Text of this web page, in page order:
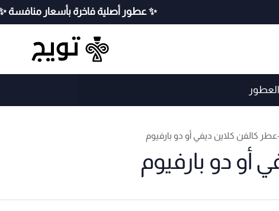
✨ عطور أصلية فاخرة بأسعار منافسة ✨
العطور
عطر كالفن كلاين ديفي أو دو بارفيوم
أو دو بارفيوم